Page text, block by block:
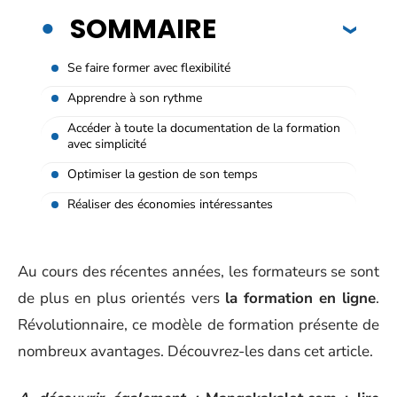
SOMMAIRE
Se faire former avec flexibilité
Apprendre à son rythme
Accéder à toute la documentation de la formation
avec simplicité
Optimiser la gestion de son temps
Réaliser des économies intéressantes
Au cours des récentes années, les formateurs se sont
de plus en plus orientés vers la formation en ligne.
Révolutionnaire, ce modèle de formation présente de
nombreux avantages. Découvrez-les dans cet article.